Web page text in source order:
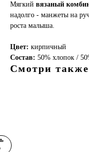
Мягкий вязаный
надолго - манжеты на
роста малыша.
Цвет: кирпичный
Состав: 50% хлопок /
Смотри